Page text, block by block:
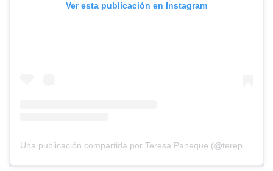
Ver esta publicación en Instagram
Una publicación compartida por Teresa Paneque (@terepaneque)